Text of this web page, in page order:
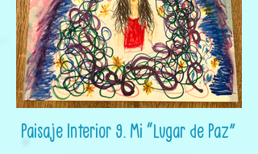
Paisaje Interior 9. Mi “Lugar de Paz”